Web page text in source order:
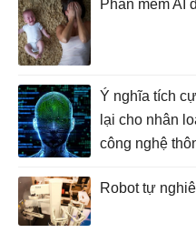
Phần mềm AI
Ý nghĩa tích
lại cho nhân
công nghệ
Robot tự